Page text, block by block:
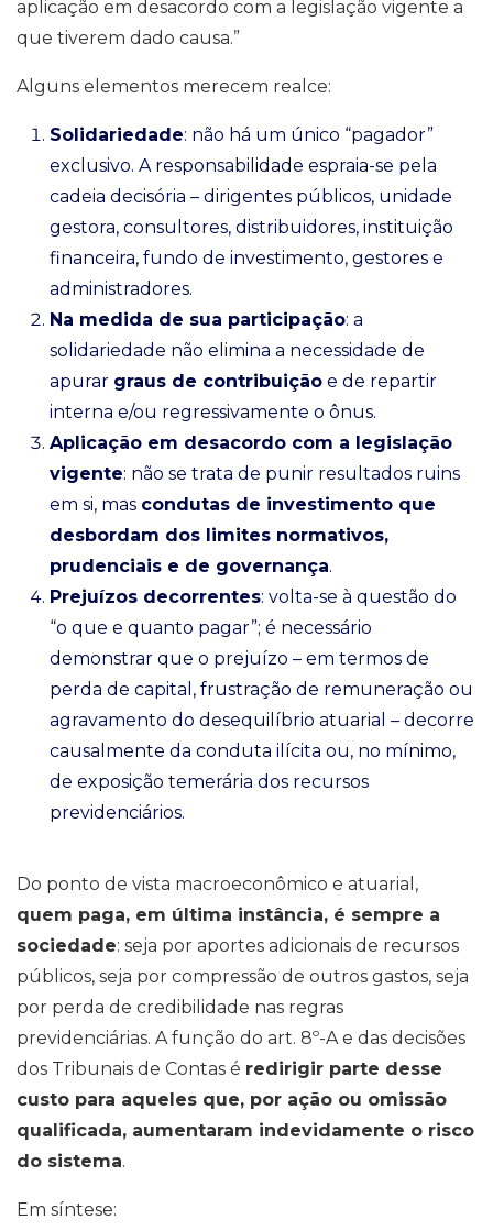
aplicação em desacordo com a legislação vigente a
que tiverem dado causa.”
Alguns elementos merecem realce:
Solidariedade: não há um único “pagador”
exclusivo. A responsabilidade espraia-se pela
cadeia decisória – dirigentes públicos, unidade
gestora, consultores, distribuidores, instituição
financeira, fundo de investimento, gestores e
administradores.
Na medida de sua participação: a
solidariedade não elimina a necessidade de
apurar graus de contribuição e de repartir
interna e/ou regressivamente o ônus.
Aplicação em desacordo com a legislação
vigente: não se trata de punir resultados ruins
em si, mas condutas de investimento que
desbordam dos limites normativos,
prudenciais e de governança.
Prejuízos decorrentes: volta-se à questão do
“o que e quanto pagar”; é necessário
demonstrar que o prejuízo – em termos de
perda de capital, frustração de remuneração ou
agravamento do desequilíbrio atuarial – decorre
causalmente da conduta ilícita ou, no mínimo,
de exposição temerária dos recursos
previdenciários.
Do ponto de vista macroeconômico e atuarial,
quem paga, em última instância, é sempre a
sociedade: seja por aportes adicionais de recursos
públicos, seja por compressão de outros gastos, seja
por perda de credibilidade nas regras
previdenciárias. A função do art. 8º-A e das decisões
dos Tribunais de Contas é redirigir parte desse
custo para aqueles que, por ação ou omissão
qualificada, aumentaram indevidamente o risco
do sistema.
Em síntese: